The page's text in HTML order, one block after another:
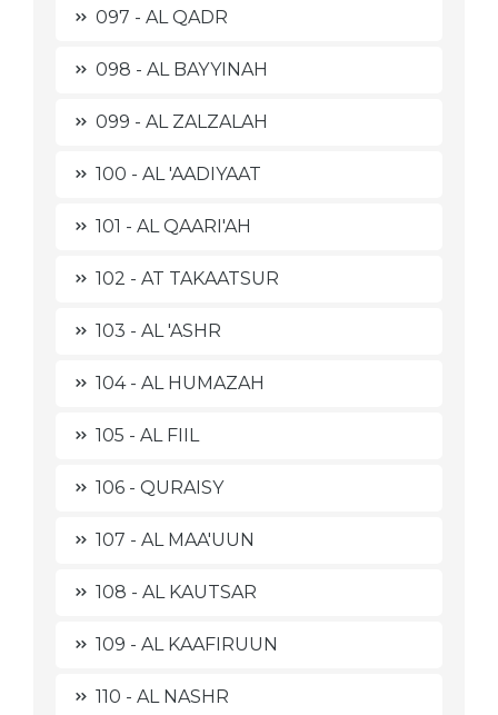
097 - AL QADR
098 - AL BAYYINAH
099 - AL ZALZALAH
100 - AL 'AADIYAAT
101 - AL QAARI'AH
102 - AT TAKAATSUR
103 - AL 'ASHR
104 - AL HUMAZAH
105 - AL FIIL
106 - QURAISY
107 - AL MAA'UUN
108 - AL KAUTSAR
109 - AL KAAFIRUUN
110 - AL NASHR